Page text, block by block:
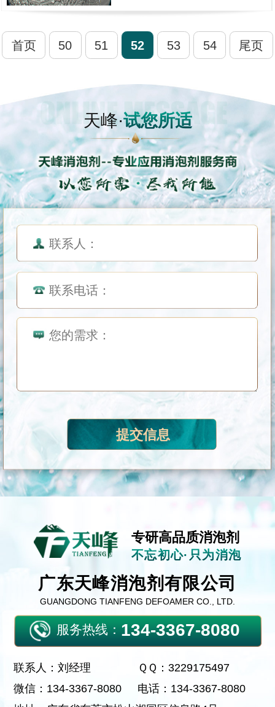
首页 50 51 52 53 54 尾页
天峰·试您所适
专研高品质消泡剂
不忘初心·只为消泡
广东天峰消泡剂有限公司
GUANGDONG TIANFENG DEFOAMER CO., LTD.
服务热线：134-3367-8080
联系人：刘经理
ＱＱ：3229175497
微信：134-3367-8080
电话：134-3367-8080